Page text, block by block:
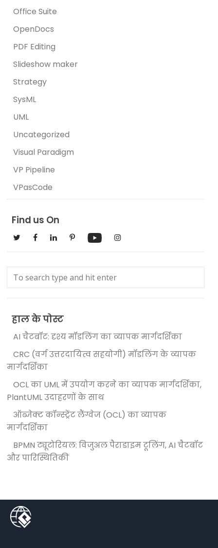
Office Suite
OpenDocs
PDF Editing
Slideshow maker
Strategy
SysML
UML
Uncategorized
Visual Paradigm
VP Pipeline
VPasCode
Find us On
हाल के पोस्ट
AI चैटबॉट: दृश्य मॉडलिंग का व्यापक मार्गदर्शिका
CRC (वर्ग उत्तरदायित्व सहयोगी) मॉडलिंग के व्यापक
मार्गदर्शिका
OCL का UML में उपयोग करने का व्यापक मार्गदर्शिका,
PlantUML उदाहरणों के साथ
ऑब्जेक्ट कॉन्स्ट्रेंट लैंग्वेज (OCL) का व्यापक
मार्गदर्शिका
BPMN ट्यूटोरियल: विजुअल पैराडाइम टूलिंग, AI चैटबॉट
और पारिस्थितिकी